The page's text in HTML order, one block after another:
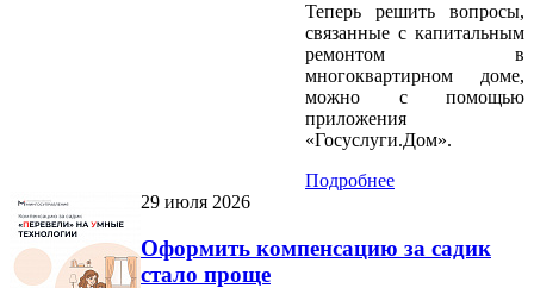
Теперь решить вопросы,
связанные с капитальным
ремонтом в
многоквартирном доме,
можно с помощью
приложения
«Госуслуги.Дом».
Подробнее
29 июля 2026
Оформить компенсацию за садик
стало проще